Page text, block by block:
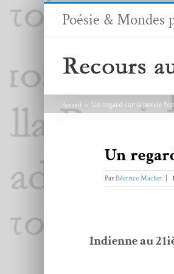
Passer
Poésie & Mondes
Accueil Un regard sur la poésie
Un
ParBéatrice Machet
Indi­enne au